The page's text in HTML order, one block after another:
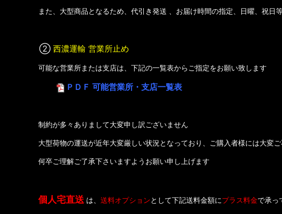
また、大型商品となるため、代引き発送 、お届け時間の指定、日曜、祝日等
② 西濃運輸 営業所止め
可能な営業所または支店は、下記の一覧表からご指定をお願い致します
ＰＤＦ 可能営業所・支店一覧表
制約が多々ありまして大変申し訳ございません
大型荷物の運送が近年大変厳しい状況となっており、ご購入者様には大変ご
何卒ご理解ご了承下さいますようお願い申し上げます
個人宅直送 は、 送料オプションとして下記送料金額にプラス料金で承っ